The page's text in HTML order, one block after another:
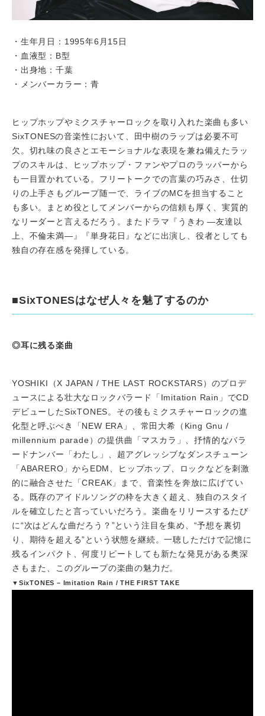
・生年月日：1995年6月15日
・血液型：B型
・出身地：千葉
・メンバーカラー：青
ヒップホップやミクスチャーロックを取り入れた楽曲も多い
SixTONESの音楽性において、田中樹のラップは必要不可
欠。切れ味の良さとエモーショナルな表現を兼ね備えたラッ
プのスキルは、ヒップホップ・ファンやプロのラッパーから
も一目置かれている。フリートークでの言葉の巧みさ、仕切
りの上手さもグループ随一で、ライブのMCを担当すること
も多い。まとめ役としてメンバーからの信頼も厚く、実質的
なリーダーと言えるだろう。またドラマ『うきわ ―友達以
上、不倫未満―』『単身花日』などに出演し、役者としても
独自の存在感を発揮している。
■SixTONESはなぜ人々を魅了するのか
◎耳に残る楽曲
YOSHIKI（X JAPAN / THE LAST ROCKSTARS）のプロデ
ュースによる壮大なロックバラード「Imitation Rain」でCD
デビューしたSixTONES。その後もミクスチャーロックの進
化型と呼ぶべき「NEW ERA」、常田大希（King Gnu /
millennium parade）の提供曲「マスカラ」、抒情的なバラ
ードナンバー「わたし」、超アグレッシブなダンスチューン
「ABARERO」からEDM、ヒップホップ、ロックなどを刺激
的に融合させた「CREAK」まで、音楽性を奔放に広げてい
る。既存のアイドルソングの枠を大きく超え、独自のスタイ
ルを確立したと言っていいだろう。楽曲をリリースするたび
に“次はどんな曲だろう？”という注目を集め、“予想を裏切
り、期待を超える”という状態を継続。一聴しただけで記憶に
残るインパクト、何度リピートしても新たな発見がある奥深
さもまた、このグループの楽曲の魅力だ。
▼SixTONES – Imitation Rain / THE FIRST TAKE